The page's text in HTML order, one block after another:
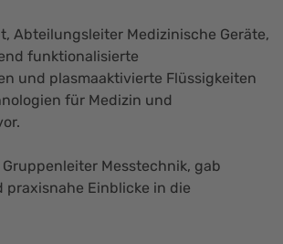
Abteilungsleiter Medizinische Geräte,
funktionalisierte
und plasmaaktivierte Flüssigkeiten
für Medizin und
Gruppenleiter Messtechnik, gab
praxisnahe Einblicke in die